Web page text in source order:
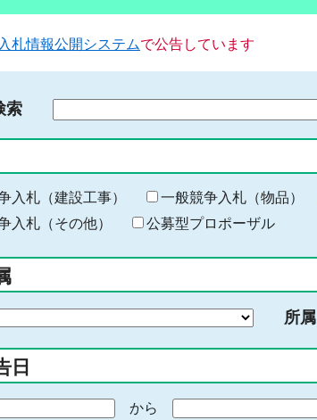
入札情報公開システムで公告しています
索
る
キ
ー
ー
入
力
入札（建設工事） 一般競争入札（物品）
入札（その他）
公募型プロポーザル
所属
日
から